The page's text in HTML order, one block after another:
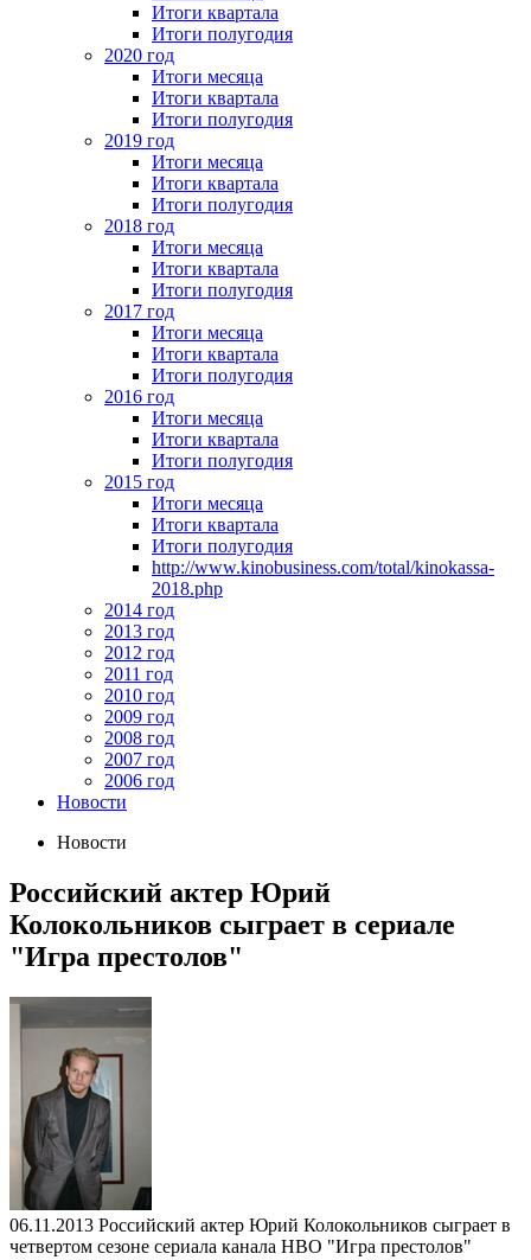
Итоги квартала
Итоги полугодия
2020 год
Итоги месяца
Итоги квартала
Итоги полугодия
2019 год
Итоги месяца
Итоги квартала
Итоги полугодия
2018 год
Итоги месяца
Итоги квартала
Итоги полугодия
2017 год
Итоги месяца
Итоги квартала
Итоги полугодия
2016 год
Итоги месяца
Итоги квартала
Итоги полугодия
2015 год
Итоги месяца
Итоги квартала
Итоги полугодия
http://www.kinobusiness.com/total/kinokassa-
2018.php
2014 год
2013 год
2012 год
2011 год
2010 год
2009 год
2008 год
2007 год
2006 год
Новости
Новости
Российский актер Юрий
Колокольников сыграет в сериале
"Игра престолов"
06.11.2013 Российский актер Юрий Колокольников сыграет в
четвертом сезоне сериала канала HBO "Игра престолов"